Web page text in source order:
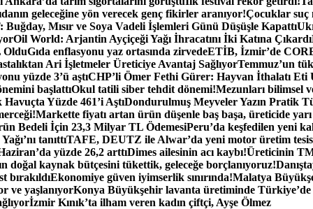
geleceğine yön verecek genç fikirler aranıyor!Çocuklar suç
Buğday, Mısır ve Soya Vadeli İşlemleri Günü Düşüşle Kapattı
Oil World: Arjantin Ayçiçeği Yağı İhracatını İki Katına Çıkardı
OlduGıda enflasyonu yaz ortasında zirvedeETİB, İzmir’de
Ari İşletmeler Üreticiye Avantaj SağlıyorTemmuz’un
yüzde 3’ü aştıCHP’li Ömer Fethi Gürer: Hayvan İthalatı Eti
başlattıOkul tatili siber tehdit dönemi!Mezunları bilimsel
Yüzde 461’i AştıDondurulmuş Meyveler Yazın Pratik
Markette fiyatı artan ürün düşenle baş başa, üreticide yarı
Bedeli İçin 23,3 Milyar TL ÖdemesiPeru’da keşfedilen yeni
tanıttıTAFE, DEUTZ ile Alwar’da yeni motor üretim
yüzde 26,2 arttıDimes ailesinin acı kaybı!Üreticinin
doğal kaynak bütçesini tükettik, geleceğe borçlanıyoruz!
bırakıldıEkonomiye güven iyimserlik sınırında!Malatya
ve yaşlanıyorKonya Büyükşehir lavanta üretiminde Türkiye’de
İzmir Kınık’ta ilham veren kadın çiftçi, Ayşe Ölmez